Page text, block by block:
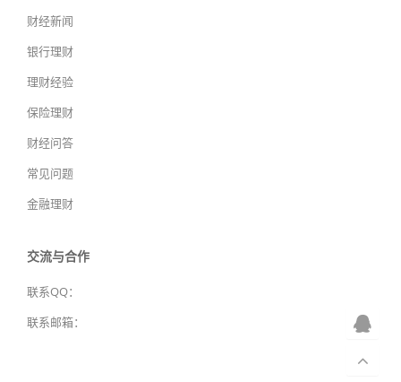
财经新闻
银行理财
理财经验
保险理财
财经问答
常见问题
金融理财
交流与合作
联系QQ：
联系邮箱：